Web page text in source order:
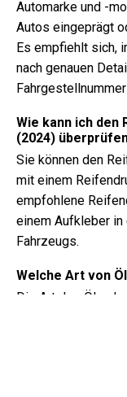
Automarke und -
Autos eingeprägt
Es empfiehlt sich,
nach genauen
Wie kann ich den
(2024)
Sie können den
mit einem
empfohlene
einem Aufkleber in
Fahrzeugs.
Welche Art von
Die Art des Öls,